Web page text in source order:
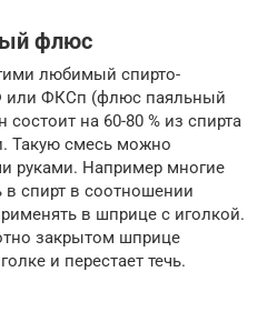
флюс
любимый спирто-
ФКСп (флюс паяльный
на 60-80 % из спирта
Такую смесь можно
руками. Например многие
спирт в соотношении
в шприце с иголкой.
закрытом шприце
и перестает течь.